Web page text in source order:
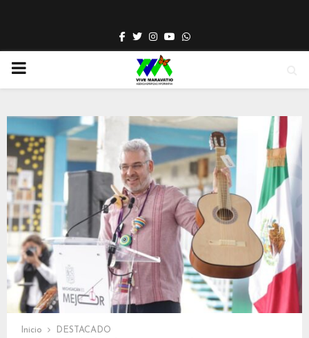
Facebook
TwitterInstagram
YoutubeWhatsapp
PRIMARY
Inicio
DESTACADO